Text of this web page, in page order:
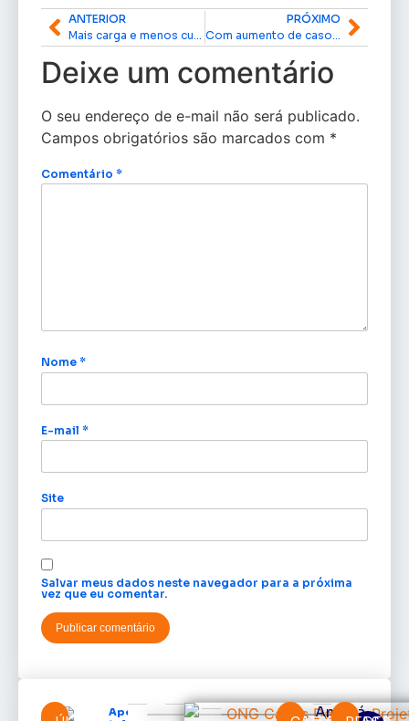
ANTERIOR
PRÓXIMO
Deixe um comentário
O seu endereço de e-mail não será publicado.
Campos obrigatórios são marcados com *
Comentário *
Nome *
E-mail *
Site
Salvar meus dados neste navegador para a próxima
vez que eu comentar.
Após veto,
Amapá